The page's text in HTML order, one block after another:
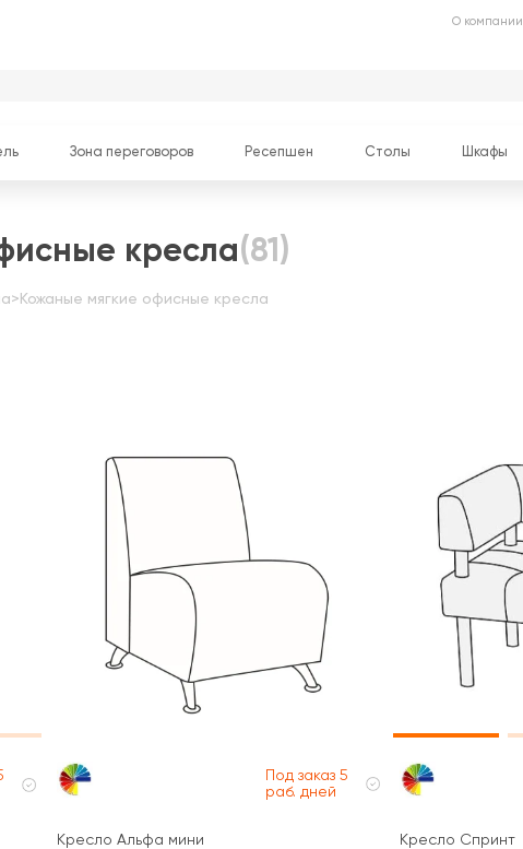
О компании
Зона переговоров Ресепшен Столы Шкафы
кресла(81)
> Кожаные мягкие офисные кресла
Под заказ 5
раб. дней
Кресло Альфа мини Кресло Спринт